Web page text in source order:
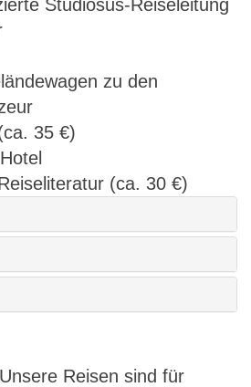
Studiosus-Reiseleitung
zu den
35 €)
(ca. 30 €)
Reisen sind für